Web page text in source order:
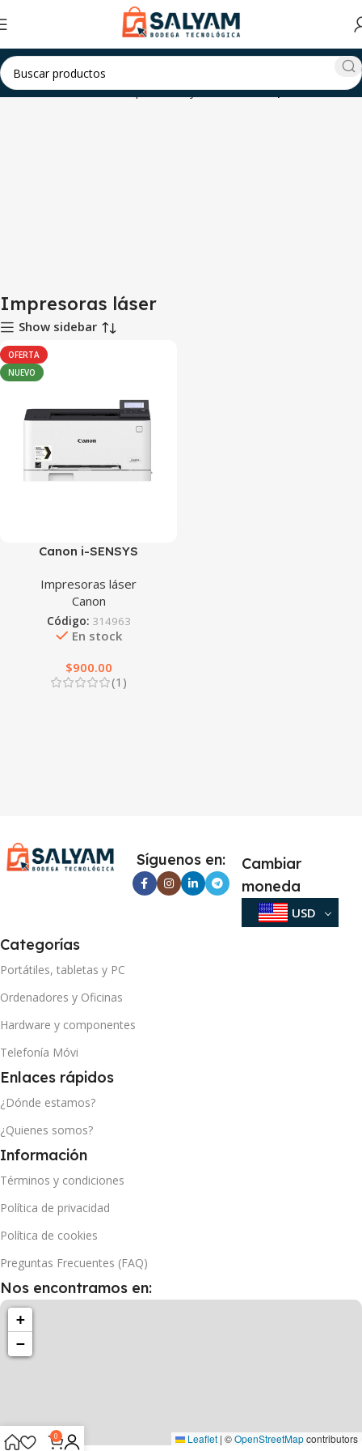
& Oficina Impresoras y escáneres Impresoras láser
Impresoras láser
Show sidebar
OFERTA
NUEVO
Canon i-SENSYS
Impresoras láser
Canon
Código: 314963
En stock
$900.00
(1)
Síguenos en:
Cambiar
moneda
USD
Categorías
Portátiles, tabletas y PC
Ordenadores y Oficinas
Hardware y componentes
Telefonía Móvi
Enlaces rápidos
¿Dónde estamos?
¿Quienes somos?
Información
Términos y condiciones
Política de privacidad
Política de cookies
Preguntas Frecuentes (FAQ)
Nos encontramos en:
+
−
Leaflet | ©OpenStreetMapcontributors
0